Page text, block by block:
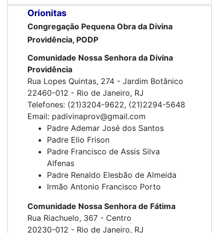
Orionitas
Congregação Pequena Obra da Divina
Providência, PODP
Comunidade Nossa Senhora da Divina
Providência
Rua Lopes Quintas, 274 - Jardim Botânico
22460-012 - Rio de Janeiro, RJ
Telefones: (21)3204-9622, (21)2294-5648
Email: padivinaprov@gmail.com
Padre Ademar José dos Santos
Padre Elio Frison
Padre Francisco de Assis Silva
Alfenas
Padre Renaldo Elesbão de Almeida
Irmão Antonio Francisco Porto
Comunidade Nossa Senhora de Fátima
Rua Riachuelo, 367 - Centro
20230-012 - Rio de Janeiro, RJ